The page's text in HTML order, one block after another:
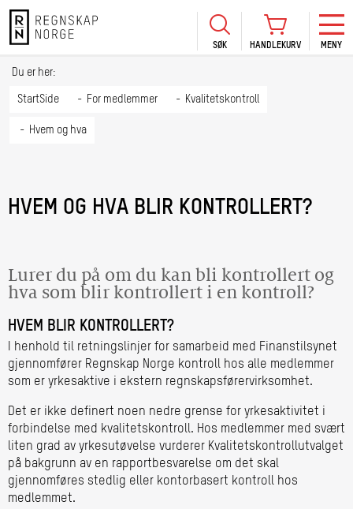
SØK HANDLEKURV MENY
Du er her:
StartSide For medlemmer Kvalitetskontroll
Hvem og hva
HVEM OG HVA BLIR KONTROLLERT?
Lurer du på om du kan bli kontrollert og
hva som blir kontrollert i en kontroll?
HVEM BLIR KONTROLLERT?
I henhold til retningslinjer for samarbeid med Finanstilsynet
gjennomfører Regnskap Norge kontroll hos alle medlemmer
som er yrkesaktive i ekstern regnskapsførervirksomhet.
Det er ikke definert noen nedre grense for yrkesaktivitet i
forbindelse med kvalitetskontroll. Hos medlemmer med svært
liten grad av yrkesutøvelse vurderer Kvalitetskontrollutvalget
på bakgrunn av en rapportbesvarelse om det skal
gjennomføres stedlig eller kontorbasert kontroll hos
medlemmet.